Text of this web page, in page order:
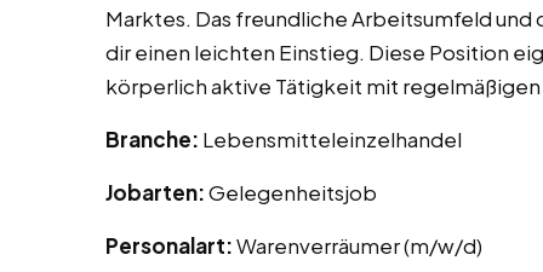
Marktes. Das freundliche Arbeitsumfeld
dir einen leichten Einstieg. Diese Position
körperlich aktive Tätigkeit mit regelmäßigen
Branche: Lebensmitteleinzelhandel
Jobarten:Gelegenheitsjob
Personalart:Warenverräumer (m/w/d)